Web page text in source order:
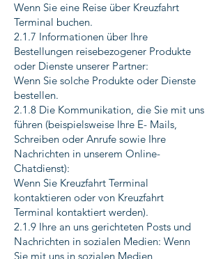
Wenn Sie eine Reise über Kreuzfahrt
Terminal buchen.
2.1.7 Informationen über Ihre
Bestellungen reisebezogener Produkte
oder Dienste unserer Partner:
Wenn Sie solche Produkte oder Dienste
bestellen.
2.1.8 Die Kommunikation, die Sie mit uns
führen (beispielsweise Ihre E- Mails,
Schreiben oder Anrufe sowie Ihre
Nachrichten in unserem Online-
Chatdienst):
Wenn Sie Kreuzfahrt Terminal
kontaktieren oder von Kreuzfahrt
Terminal kontaktiert werden).
2.1.9 Ihre an uns gerichteten Posts und
Nachrichten in sozialen Medien: Wenn
Sie mit uns in sozialen Medien